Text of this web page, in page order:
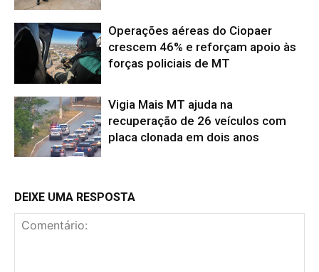
Operações aéreas do Ciopaer
crescem 46% e reforçam apoio às
forças policiais de MT
Vigia Mais MT ajuda na
recuperação de 26 veículos com
placa clonada em dois anos
DEIXE UMA RESPOSTA